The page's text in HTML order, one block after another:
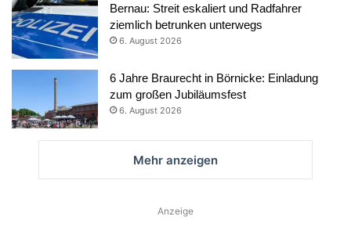
Bernau: Streit eskaliert und Radfahrer
ziemlich betrunken unterwegs
6. August 2026
6 Jahre Braurecht in Börnicke: Einladung
zum großen Jubiläumsfest
6. August 2026
Mehr anzeigen
Anzeige